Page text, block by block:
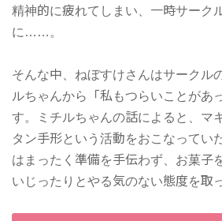
精神的に疲れてしまい、一時サーク
に……。
そんな中、ねぼすけさんはサークル
ルちゃんから「私もつらいことがあ
す。ミチルちゃんの話によると、マ
タン手形という活動をおこなってい
はまったく準備を手伝わず、お菓子
いじったりとやる気のない態度を取